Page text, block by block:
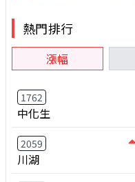
熱門排行
漲幅
1762
中化生
2059
川湖